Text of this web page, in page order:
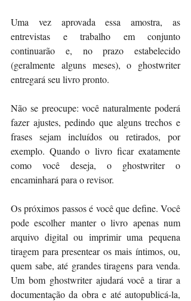
Uma vez aprovada essa amostra, as
entrevistas e trabalho em conjunto
continuarão e, no prazo estabelecido
(geralmente alguns meses), o ghostwriter
entregará seu livro pronto.
Não se preocupe: você naturalmente poderá
fazer ajustes, pedindo que alguns trechos e
frases sejam incluídos ou retirados, por
exemplo. Quando o livro ficar exatamente
como você deseja, o ghostwriter o
encaminhará para o revisor.
Os próximos passos é você que define. Você
pode escolher manter o livro apenas num
arquivo digital ou imprimir uma pequena
tiragem para presentear os mais íntimos, ou,
quem sabe, até grandes tiragens para venda.
Um bom ghostwriter ajudará você a tirar a
documentação da obra e até autopublicá-la,